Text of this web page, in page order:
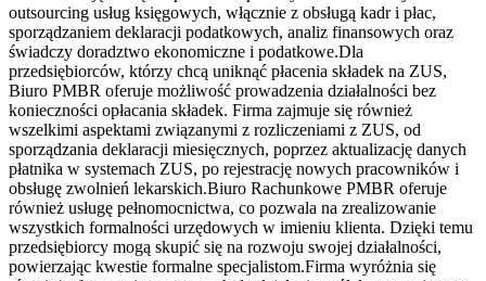
outsourcing usług księgowych, włącznie z obsługą kadr i płac,
sporządzaniem deklaracji podatkowych, analiz finansowych oraz
świadczy doradztwo ekonomiczne i podatkowe.Dla
przedsiębiorców, którzy chcą uniknąć płacenia składek na ZUS,
Biuro PMBR oferuje możliwość prowadzenia działalności bez
konieczności opłacania składek. Firma zajmuje się również
wszelkimi aspektami związanymi z rozliczeniami z ZUS, od
sporządzania deklaracji miesięcznych, poprzez aktualizację danych
płatnika w systemach ZUS, po rejestrację nowych pracowników i
obsługę zwolnień lekarskich.Biuro Rachunkowe PMBR oferuje
również usługę pełnomocnictwa, co pozwala na zrealizowanie
wszystkich formalności urzędowych w imieniu klienta. Dzięki temu
przedsiębiorcy mogą skupić się na rozwoju swojej działalności,
powierzając kwestie formalne specjalistom.Firma wyróżnia się